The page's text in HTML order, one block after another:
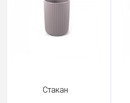
Стакан